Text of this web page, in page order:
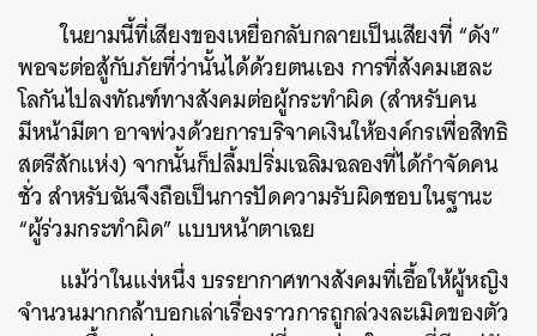
ในยามนี้ที่เสียงของเหยื่อกลับกลายเป็นเสียงที่ “ดัง”
พอจะต่อสู้กับภัยที่ว่านั้นได้ด้วยตนเอง การที่สังคมเฮละ
โลกันไปลงทัณฑ์ทางสังคมต่อผู้กระทำผิด (สำหรับคน
มีหน้ามีตา อาจพ่วงด้วยการบริจาคเงินให้องค์กรเพื่อสิทธิ
สตรีสักแห่ง) จากนั้นก็ปลื้มปริ่มเฉลิมฉลองที่ได้กำจัดคน
ชั่ว สำหรับฉันจึงถือเป็นการปัดความรับผิดชอบในฐานะ
“ผู้ร่วมกระทำผิด” แบบหน้าตาเฉย
แม้ว่าในแง่หนึ่ง บรรยากาศทางสังคมที่เอื้อให้ผู้หญิง
จำนวนมากกล้าบอกเล่าเรื่องราวการถูกล่วงละเมิดของตัว